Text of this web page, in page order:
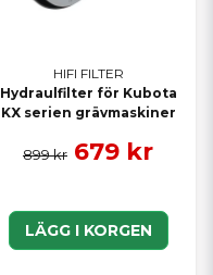
HIFI FILTER
Hydraulfilter för Kubota
KX serien grävmaskiner
899 kr 679 kr
LÄGG I KORGEN